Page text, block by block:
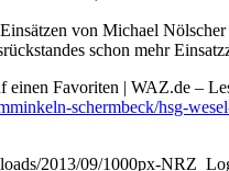
von Michael
schon mehr
Favoriten | WAZ.de –
schermbeck/hsg-
2013/09/1000px-